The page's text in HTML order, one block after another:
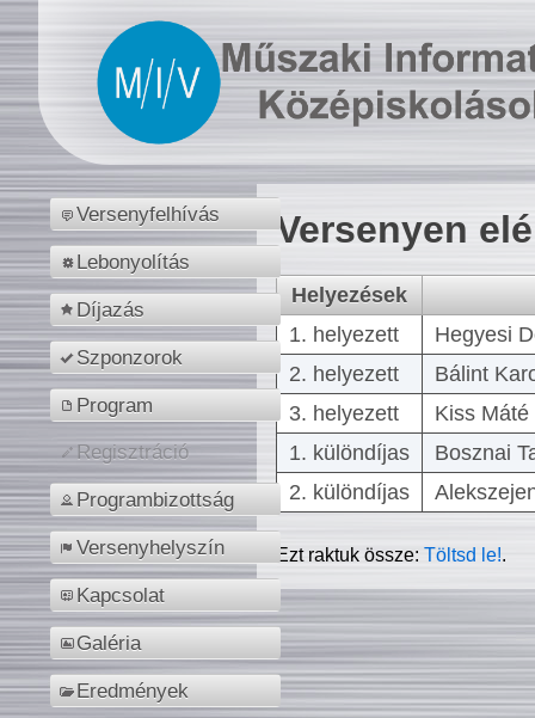
Versenyfelhívás
Lebonyolítás
Díjazás
Szponzorok
Program
Regisztráció
Programbizottság
Versenyhelyszín
Kapcsolat
Galéria
Eredmények
Versenyen
Helyezések
1. helyezett
Hegyesi
2. helyezett
Bálint
3. helyezett
Kiss
1. különdíjas
Bosznai
2. különdíjas
Ezt raktuk össze:Töltsd le!.